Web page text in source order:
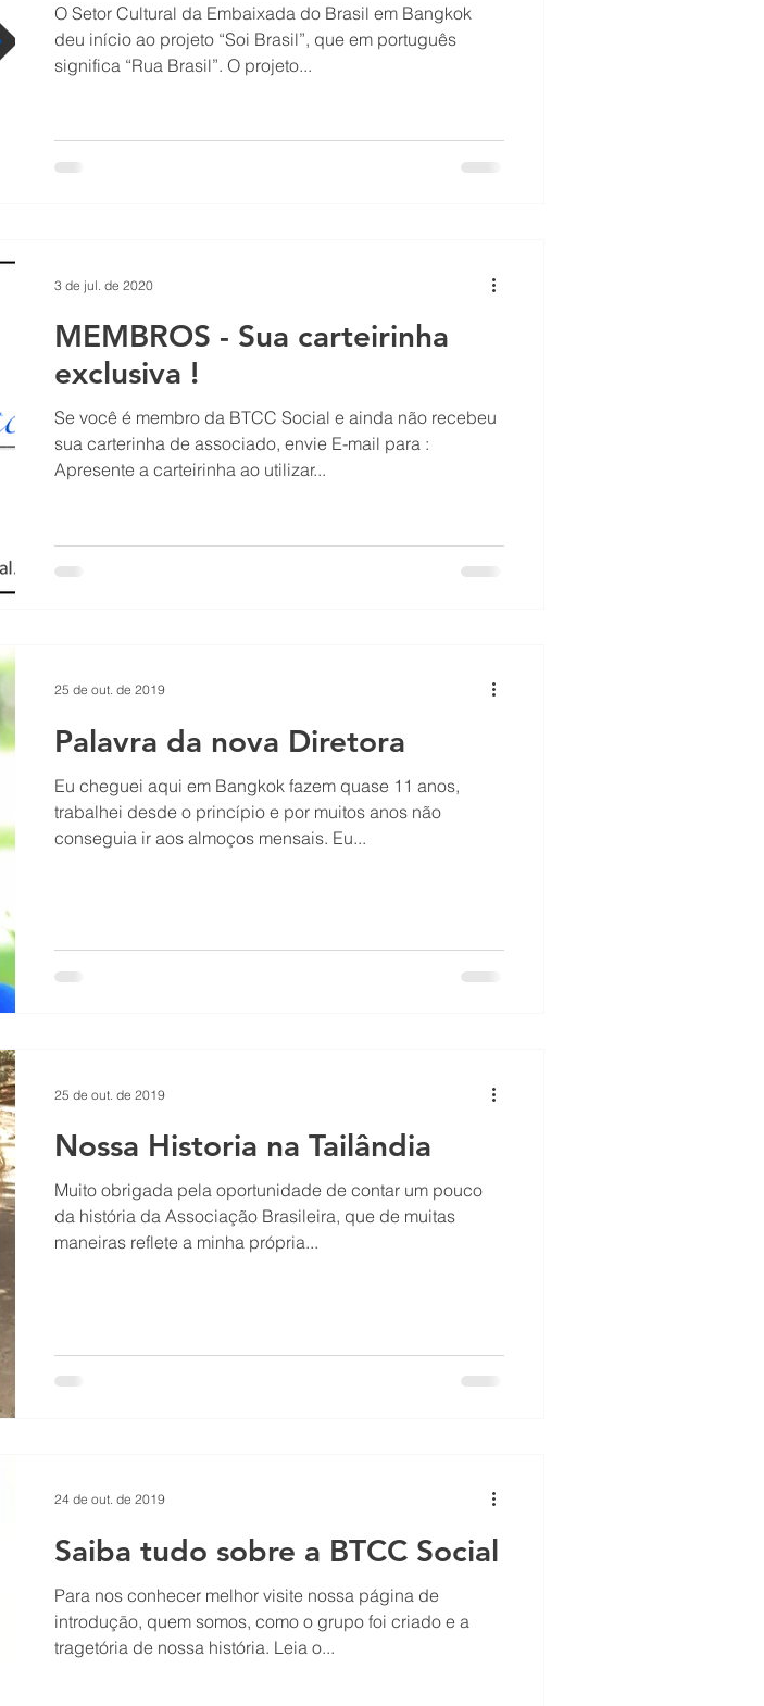
O Setor Cultural da Embaixada do Brasil em Bangkok
deu início ao projeto “Soi Brasil”, que em português
significa “Rua Brasil”. O projeto...
MEMBROS - Sua carteirinha
exclusiva !
Se você é membro da BTCC Social e ainda não recebeu
sua carterinha de associado, envie E-mail para :
Apresente a carteirinha ao utilizar...
3 de jul. de 2020
Palavra da nova Diretora
Eu cheguei aqui em Bangkok fazem quase 11 anos,
trabalhei desde o princípio e por muitos anos não
conseguia ir aos almoços mensais. Eu...
25 de out. de 2019
Nossa Historia na Tailândia
Muito obrigada pela oportunidade de contar um pouco
da história da Associação Brasileira, que de muitas
maneiras reflete a minha própria...
25 de out. de 2019
Saiba tudo sobre a BTCC Social
Para nos conhecer melhor visite nossa página de
introduçāo, quem somos, como o grupo foi criado e a
tragetória de nossa história. Leia o...
24 de out. de 2019